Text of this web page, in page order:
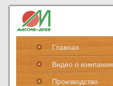
Главная
Видео о компании
Производство